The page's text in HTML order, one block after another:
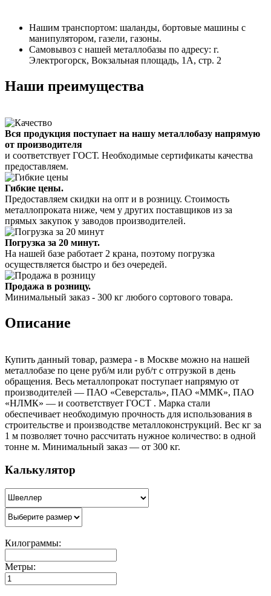
Нашим транспортом: шаланды, бортовые машины с
манипулятором, газели, газоны.
Самовывоз с нашей металлобазы по адресу: г.
Электрогорск, Вокзальная площадь, 1А, стр. 2
Наши преимущества
Вся продукция поступает на нашу металлобазу напрямую
от производителя
и соответствует ГОСТ. Необходимые сертификаты качества
предоставляем.
Гибкие цены.
Предоставляем скидки на опт и в розницу. Стоимость
металлопроката ниже, чем у других поставщиков из за
прямых закупок у заводов производителей.
Погрузка за 20 минут.
На нашей базе работает 2 крана, поэтому погрузка
осуществляется быстро и без очередей.
Продажа в розницу.
Минимальный заказ - 300 кг любого сортового товара.
Описание
Купить данный товар, размера - в Москве можно на нашей
металлобазе по цене руб/м или руб/т с отгрузкой в день
обращения. Весь металлопрокат поступает напрямую от
производителей — ПАО «Северсталь», ПАО «ММК», ПАО
«НЛМК» — и соответствует ГОСТ . Марка стали
обеспечивает необходимую прочность для использования в
строительстве и производстве металлоконструкций. Вес кг за
1 м позволяет точно рассчитать нужное количество: в одной
тонне м. Минимальный заказ — от 300 кг.
Калькулятор
Килограммы:
Метры: